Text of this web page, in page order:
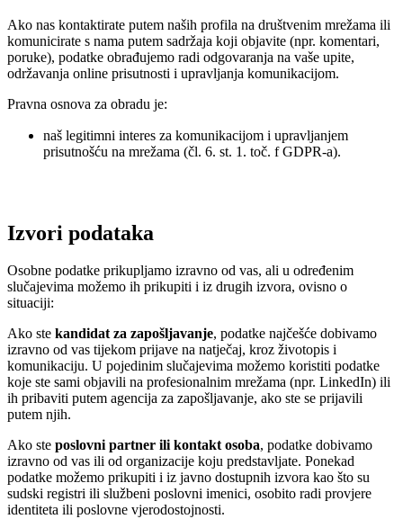
Ako nas kontaktirate putem naših profila na društvenim mrežama ili
komunicirate s nama putem sadržaja koji objavite (npr. komentari,
poruke), podatke obrađujemo radi odgovaranja na vaše upite,
održavanja online prisutnosti i upravljanja komunikacijom.
Pravna osnova za obradu je:
naš legitimni interes za komunikacijom i upravljanjem
prisutnošću na mrežama (čl. 6. st. 1. toč. f GDPR-a).
Izvori podataka
Osobne podatke prikupljamo izravno od vas, ali u određenim
slučajevima možemo ih prikupiti i iz drugih izvora, ovisno o
situaciji:
Ako ste kandidat za zapošljavanje, podatke najčešće dobivamo
izravno od vas tijekom prijave na natječaj, kroz životopis i
komunikaciju. U pojedinim slučajevima možemo koristiti podatke
koje ste sami objavili na profesionalnim mrežama (npr. LinkedIn) ili
ih pribaviti putem agencija za zapošljavanje, ako ste se prijavili
putem njih.
Ako ste poslovni partner ili kontakt osoba, podatke dobivamo
izravno od vas ili od organizacije koju predstavljate. Ponekad
podatke možemo prikupiti i iz javno dostupnih izvora kao što su
sudski registri ili službeni poslovni imenici, osobito radi provjere
identiteta ili poslovne vjerodostojnosti.